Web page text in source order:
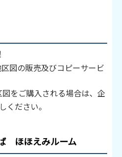
図の販売及びコピーサービ
をご購入される場合は、企
ください。
ほほえみルーム